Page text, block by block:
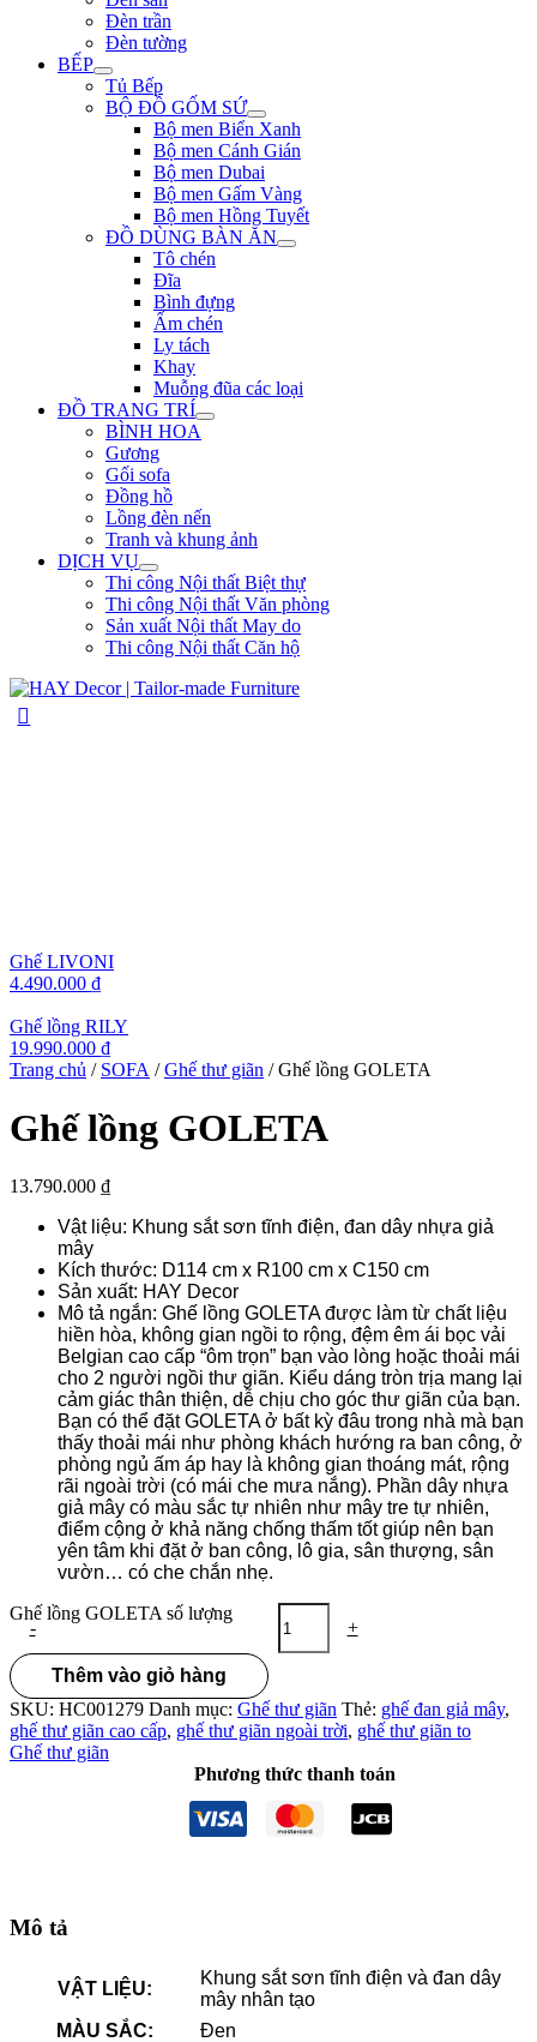
Đèn trần
Đèn tường
BẾP
Tủ Bếp
BỘ ĐỒ GỐM SỨ
Bộ men Biển Xanh
Bộ men Cánh Gián
Bộ men Dubai
Bộ men Gấm Vàng
Bộ men Hồng Tuyết
ĐỒ DÙNG BÀN ĂN
Tô chén
Đĩa
Bình đựng
Ấm chén
Ly tách
Khay
Muỗng đũa các loại
ĐỒ TRANG TRÍ
BÌNH HOA
Gương
Gối sofa
Đồng hồ
Lồng đèn nến
Tranh và khung ảnh
DỊCH VỤ
Thi công Nội thất Biệt thự
Thi công Nội thất Văn phòng
Sản xuất Nội thất May do
Thi công Nội thất Căn hộ
Ghế LIVONI
4.490.000 ₫
Ghế lồng RILY
19.990.000 ₫
Trang chủ / SOFA /Ghế thư giãn / Ghế lồng GOLETA
Ghế lồng GOLETA
13.790.000 ₫
Vật liệu: Khung sắt sơn tĩnh điện, đan dây nhựa giả
mây
Kích thước: D114 cm x R100 cm x C150 cm
Sản xuất: HAY Decor
Mô tả ngắn: Ghế lồng GOLETA được làm từ chất liệu
hiền hòa, không gian ngồi to rộng, đệm êm ái bọc vải
Belgian cao cấp “ôm trọn” bạn vào lòng hoặc thoải mái
cho 2 người ngồi thư giãn. Kiểu dáng tròn trịa mang lại
cảm giác thân thiện, dễ chịu cho góc thư giãn của bạn.
Bạn có thể đặt GOLETA ở bất kỳ đâu trong nhà mà bạn
thấy thoải mái như phòng khách hướng ra ban công, ở
phòng ngủ ấm áp hay là không gian thoáng mát, rộng
rãi ngoài trời (có mái che mưa nắng). Phần dây nhựa
giả mây có màu sắc tự nhiên như mây tre tự nhiên,
điểm cộng ở khả năng chống thấm tốt giúp nên bạn
yên tâm khi đặt ở ban công, lô gia, sân thượng, sân
vườn… có che chắn nhẹ.
-
Ghế lồng GOLETA số lượng
+
Thêm vào giỏ hàng
SKU: HC001279 Danh mục: Ghế thư giãn Thẻ: ghế đan giả mây,
ghế thư giãn cao cấp, ghế thư giãn ngoài trời, ghế thư giãn to
Ghế thư giãn
Phương thức thanh toán
Mô tả
VẬT LIỆU:
Khung sắt sơn tĩnh điện và đan dây
mây nhân tạo
MÀU SẮC:
Đen